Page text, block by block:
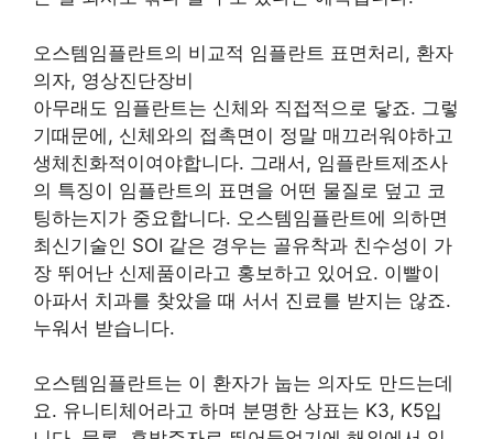
오스템임플란트의 비교적 임플란트 표면처리, 환자
의자, 영상진단장비
아무래도 임플란트는 신체와 직접적으로 닿죠. 그렇
기때문에, 신체와의 접촉면이 정말 매끄러워야하고
생체친화적이여야합니다. 그래서, 임플란트제조사
의 특징이 임플란트의 표면을 어떤 물질로 덮고 코
팅하는지가 중요합니다. 오스템임플란트에 의하면
최신기술인 SOI 같은 경우는 골유착과 친수성이 가
장 뛰어난 신제품이라고 홍보하고 있어요. 이빨이
아파서 치과를 찾았을 때 서서 진료를 받지는 않죠.
누워서 받습니다.
오스템임플란트는 이 환자가 눕는 의자도 만드는데
요. 유니티체어라고 하며 분명한 상표는 K3, K5입